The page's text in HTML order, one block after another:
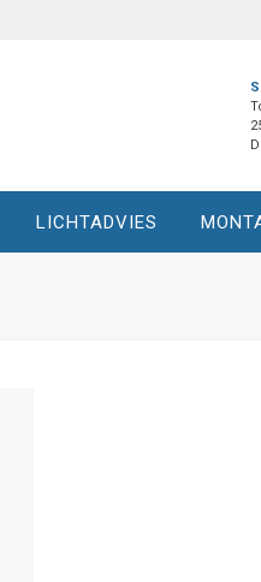
LICHTADVIES